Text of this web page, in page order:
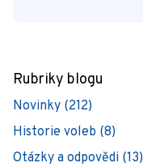
Rubriky blogu
Novinky (212)
Historie voleb (8)
Otázky a odpovědi (13)